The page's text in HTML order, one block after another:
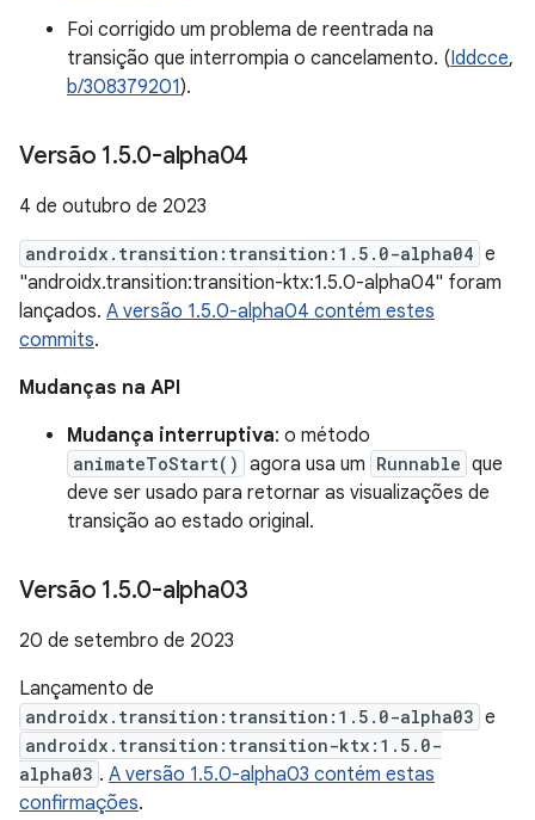
Foi corrigido um problema de reentrada na
transição que interrompia o cancelamento. (Iddcce,
b/308379201).
Versão 1.5.0-alpha04
4 de outubro de 2023
androidx.transition:transition:1.5.0-alpha04 e
"androidx.transition:transition-ktx:1.5.0-alpha04" foram
lançados. A versão 1.5.0-alpha04 contém estes
commits.
Mudanças na API
Mudança interruptiva: o método
animateToStart() agora usa um Runnable que
deve ser usado para retornar as visualizações de
transição ao estado original.
Versão 1.5.0-alpha03
20 de setembro de 2023
Lançamento de
androidx.transition:transition:1.5.0-alpha03 e
androidx.transition:transition-ktx:1.5.0-
alpha03 . A versão 1.5.0-alpha03 contém estas
confirmações.